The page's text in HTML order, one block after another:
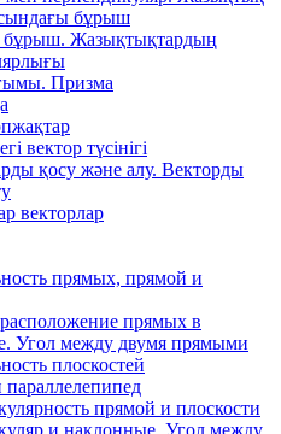
бұрыш
бұрыш. Жазықтықтардың
Призма
вектор түсінігі
қосу және алу. Векторды
векторлар
прямых, прямой и
прямых в
Угол между двумя прямыми
плоскостей
параллелепипед
прямой и плоскости
и наклонные. Угол между